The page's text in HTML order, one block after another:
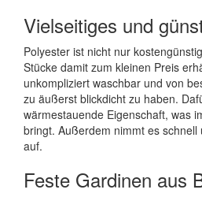
Vielseitiges und
Polyester ist nicht nur
Stücke damit zum kleinen Preis
unkompliziert waschbar und von
zu äußerst blickdicht zu haben.
wärmestauende Eigenschaft, was
bringt. Außerdem nimmt es
auf.
Feste Gardinen aus